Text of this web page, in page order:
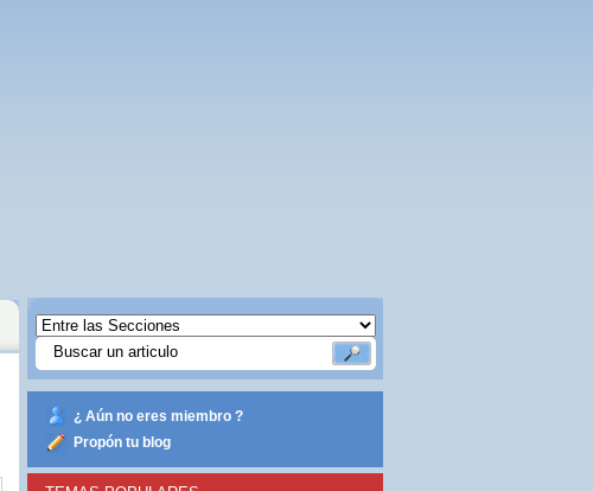
¿ Aún no eres miembro ?
Propón tu blog